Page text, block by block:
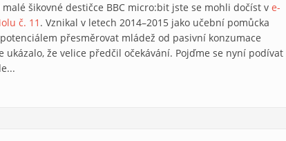
malé šikovné destičce BBC micro:bit jste se mohli dočíst v e-
č. 11 . Vznikal v letech 2014–2015 jako učební pomůcka
přesměrovat mládež od pasivní konzumace
že velice předčil očekávání. Pojďme se nyní podívat